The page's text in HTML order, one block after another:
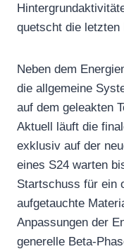
quetscht die letzten
Neben dem
die allgemeine
auf dem geleakten
Aktuell läuft die
exklusiv auf der
eines S24 warten
Startschuss für ein
aufgetauchte
Anpassungen der
generelle Beta-